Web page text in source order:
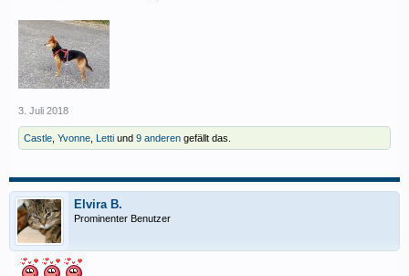
3. Juli 2018
Castle Yvonne Letti und 9 anderen gefällt das.
Elvira B.
Prominenter Benutzer